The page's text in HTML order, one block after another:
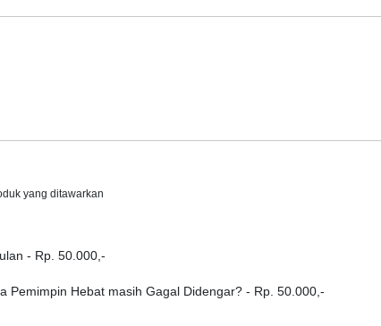
yang ditawarkan
- Rp. 50.000,-
Pemimpin Hebat masih Gagal Didengar? - Rp. 50.000,-